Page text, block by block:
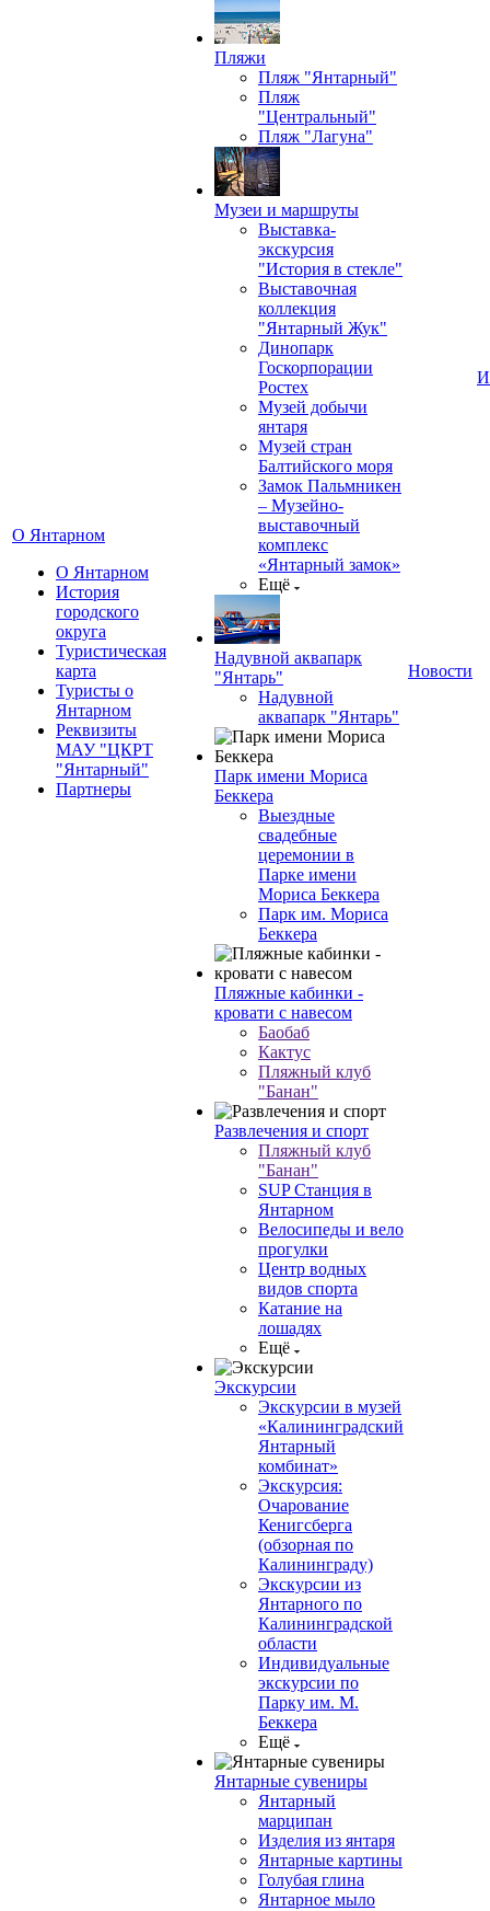
О Янтарном
О Янтарном
История
городского
округа
Туристическая
карта
Туристы о
Янтарном
Реквизиты
МАУ "ЦКРТ
"Янтарный"
Партнеры
Пляжи
Пляж "Янтарный"
Пляж
"Центральный"
Пляж "Лагуна"
Музеи и маршруты
Выставка-
экскурсия
"История в стекле"
Выставочная
коллекция
"Янтарный Жук"
Динопарк
Госкорпорации
Ростех
Музей добычи
янтаря
Музей стран
Балтийского моря
Замок Пальмникен
– Музейно-
выставочный
комплекс
«Янтарный замок»
Ещё
Надувной аквапарк
"Янтарь"
Надувной
аквапарк "Янтарь"
Парк имени Мориса
Беккера
Выездные
свадебные
церемонии в
Парке имени
Мориса Беккера
Парк им. Мориса
Беккера
Пляжные кабинки -
кровати с навесом
Баобаб
Кактус
Пляжный клуб
"Банан"
Развлечения и спорт
Пляжный клуб
"Банан"
SUP Станция в
Янтарном
Велосипеды и вело
прогулки
Центр водных
видов спорта
Катание на
лошадях
Ещё
Экскурсии
Экскурсии в музей
«Калининградский
Янтарный
комбинат»
Экскурсия:
Очарование
Кенигсберга
(обзорная по
Калининграду)
Экскурсии из
Янтарного по
Калининградской
области
Индивидуальные
экскурсии по
Парку им. М.
Беккера
Ещё
Янтарные сувениры
Янтарный
марципан
Изделия из янтаря
Янтарные картины
Голубая глина
Янтарное мыло
Новости